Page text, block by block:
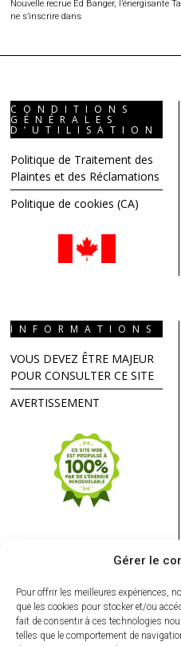
Gérer le
Pour offrir les meilleures expériences,
que les cookies pour stocker et/ou
fait de consentir à ces technologies
telles que le comportement de
Nouvelle recrue Ed Banger, l’énergisante
ne s’inscrire dans
CONDITIONS
GÉNÉRALES
D’UTILISATION
Politique de Traitement des
Plaintes et des Réclamations
Politique de cookies (CA)
INFORMATIONS
VOUS DEVEZ ÊTRE MAJEUR
POUR CONSULTER CE SITE
AVERTISSEMENT